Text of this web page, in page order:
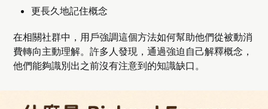
更長久地記住概念
在相關社群中，用戶強調這個方法如何幫助他們從被動消
費轉向主動理解。許多人發現，通過強迫自己解釋概念，
他們能夠識別出之前沒有注意到的知識缺口。